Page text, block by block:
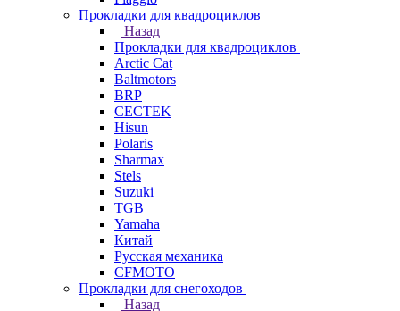
Прокладки для квадроциклов
Назад
Прокладки для квадроциклов
Arctic Cat
Baltmotors
BRP
CECTEK
Hisun
Polaris
Sharmax
Stels
Suzuki
TGB
Yamaha
Китай
Русская механика
СFMOTO
Прокладки для снегоходов
Назад